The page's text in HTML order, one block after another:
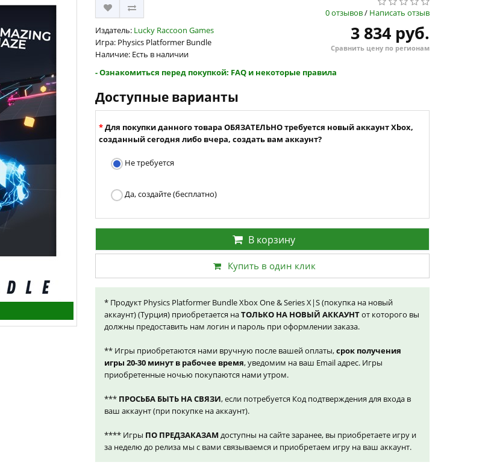
0 отзывов/ Написать отзыв
Издатель: Lucky Raccoon Games
Игра: Physics Platformer Bundle
Наличие: Есть в наличии
3 834 руб.
Сравнить цену по регионам
- Ознакомиться перед покупкой: FAQ и некоторые правила
Доступные варианты
Для покупки данного товара ОБЯЗАТЕЛЬНО требуется новый аккаунт Xbox,
созданный сегодня либо вчера, создать вам аккаунт?
Не требуется
Да, создайте (бесплатно)
В корзину
Купить в один клик
* Продукт Physics Platformer Bundle Xbox One & Series X|S (покупка на новый
аккаунт) (Турция) приобретается наТОЛЬКО НА НОВЫЙ АККАУНТот которого вы
должны предоставить нам логин и пароль при оформлении заказа.
** Игры приобретаются нами вручную после вашей оплаты,срок получения
игры 20-30 минут в рабочее время, уведомим на ваш Email адрес. Игры
приобретенные ночью покупаются нами утром.
*** ПРОСЬБА БЫТЬ НА СВЯЗИ, если потребуется Код подтверждения для входа в
ваш аккаунт (при покупке на аккаунт).
**** Игры ПО ПРЕДЗАКАЗАМ доступны на сайте заранее, вы приобретаете игру и
за неделю до релиза мы с вами связываемся и приобретаем игру на ваш аккаунт.